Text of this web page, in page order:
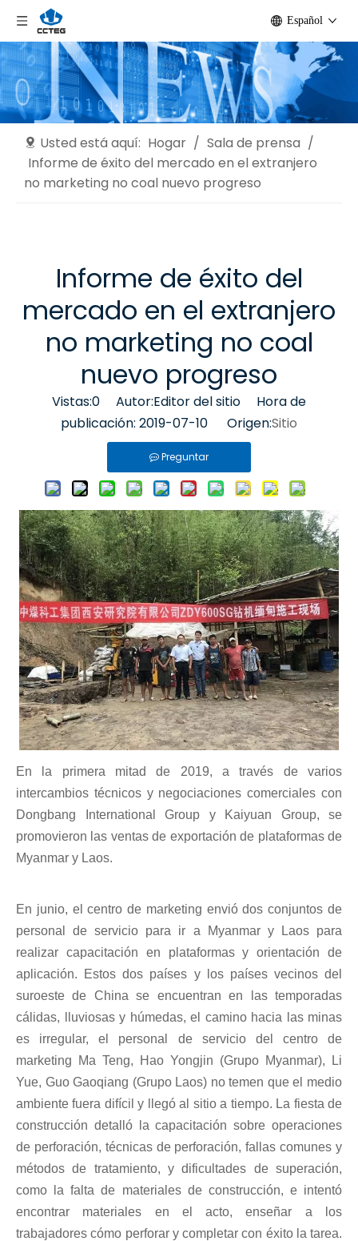
Español
Usted está aquí: Hogar / Sala de prensa /
Informe de éxito del mercado en el extranjero
no marketing no coal nuevo progreso
Informe de éxito del
mercado en el extranjero
no marketing no coal
nuevo progreso
Vistas:0 Autor:Editor del sitio Hora de
publicación: 2019-07-10 Origen:Sitio
Preguntar
En la primera mitad de 2019, a través de varios
intercambios técnicos y negociaciones comerciales con
Dongbang International Group y Kaiyuan Group, se
promovieron las ventas de exportación de plataformas de
Myanmar y Laos.
En junio, el centro de marketing envió dos conjuntos de
personal de servicio para ir a Myanmar y Laos para
realizar capacitación en plataformas y orientación de
aplicación. Estos dos países y los países vecinos del
suroeste de China se encuentran en las temporadas
cálidas, lluviosas y húmedas, el camino hacia las minas
es irregular, el personal de servicio del centro de
marketing Ma Teng, Hao Yongjin (Grupo Myanmar), Li
Yue, Guo Gaoqiang (Grupo Laos) no temen que el medio
ambiente fuera difícil y llegó al sitio a tiempo. La fiesta de
construcción detalló la capacitación sobre operaciones
de perforación, técnicas de perforación, fallas comunes y
métodos de tratamiento, y dificultades de superación,
como la falta de materiales de construcción, e intentó
encontrar materiales en el acto, enseñar a los
trabajadores cómo perforar y completar con éxito la tarea.